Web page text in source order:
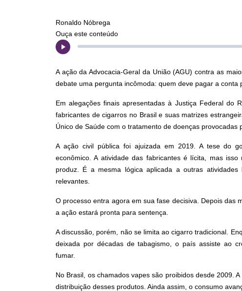
Ronaldo Nóbrega
Ouça este conteúdo
A ação da Advocacia-Geral da União (AGU) contra as
debate uma pergunta incômoda: quem deve pagar a
Em alegações finais apresentadas à Justiça Federal do
fabricantes de cigarros no Brasil e suas matrizes
Único de Saúde com o tratamento de doenças provocadas
A ação civil pública foi ajuizada em 2019. A tese do
econômico. A atividade das fabricantes é lícita, mas
produz. É a mesma lógica aplicada a outras
relevantes.
O processo entra agora em sua fase decisiva. Depois das
a ação estará pronta para sentença.
A discussão, porém, não se limita ao cigarro tradicional.
deixada por décadas de tabagismo, o país assiste ao
fumar.
No Brasil, os chamados vapes são proibidos desde 2009.
distribuição desses produtos. Ainda assim, o consumo